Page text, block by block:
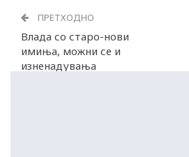
ПРЕТХОДНО
Влада со старо-нови
имиња, можни се и
изненадувања